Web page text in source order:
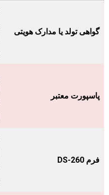
گواهی تولد یا مدارک هویتی
پاسپورت معتبر
فرم DS-260